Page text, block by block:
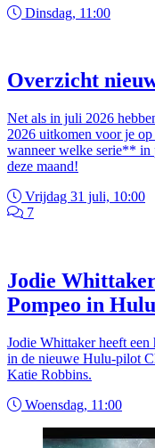
Dinsdag, 11:00
Overzicht
Net als in juli 2026
2026 uitkomen voor je
wanneer welke serie** in
deze maand!
Vrijdag 31 juli, 10:00
7
Jodie
Pompeo in
Jodie Whittaker heeft
in de nieuwe Hulu-pilot
Katie Robbins.
Woensdag, 11:00